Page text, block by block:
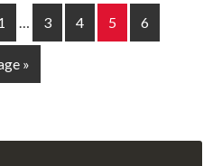
… 3 4 5 6
»